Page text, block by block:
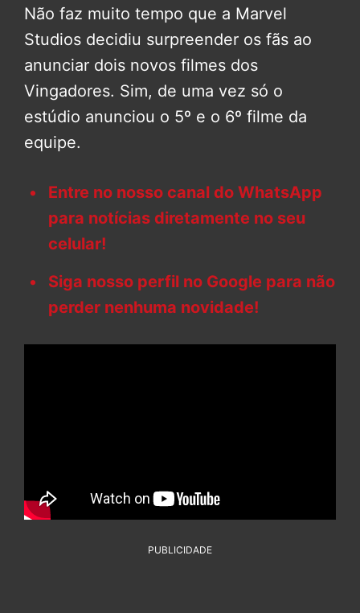
Não faz muito tempo que a Marvel
Studios decidiu surpreender os fãs ao
anunciar dois novos filmes dos
Vingadores. Sim, de uma vez só o
estúdio anunciou o 5º e o 6º filme da
equipe.
Entre no nosso canal do WhatsApp
para notícias diretamente no seu
celular!
Siga nosso perfil no Google para não
perder nenhuma novidade!
PUBLICIDADE